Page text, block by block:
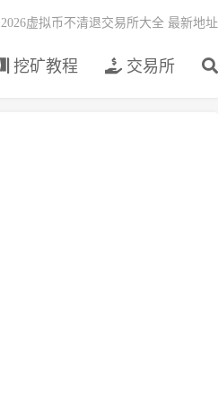
挖矿教程 交易所
2026虚拟币不清退交易所大全 最新地址